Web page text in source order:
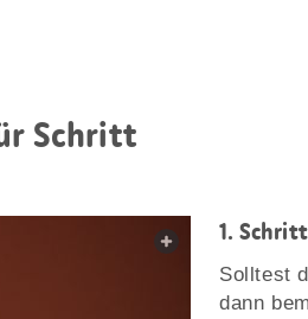
Schritt
1. Schritt
Solltest
dann